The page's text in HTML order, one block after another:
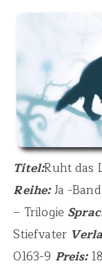
Titel:Ruht das
Reihe:Ja -
– Trilogie
Stiefvater
0163-9 Preis: